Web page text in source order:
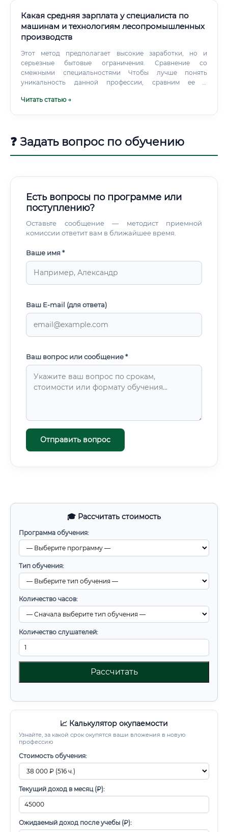
🎓 Рассчитать стоимость
Программа обучения:
Тип обучения:
Количество часов:
Количество слушателей:
Рассчитать
📈 Калькулятор окупаемости
Узнайте, за какой срок окупятся ваши вложения в новую
профессию
Стоимость обучения:
Текущий доход в месяц (₽):
Ожидаемый доход после учебы (₽):
Какая средняя зарплата у специалиста по
машинам и технологиям лесопромышленных
производств
Этот метод предполагает высокие заработки, но и
серьезные бытовые ограничения. Сравнение со
смежными специальностями Чтобы лучше понять
уникальность данной профессии, сравним ее с
Таблица сравнения специальностей Чем данная
Читать статью →
❓ Задать вопрос по обучению
Есть вопросы по программе или
поступлению?
Оставьте сообщение — методист приемной
комиссии ответит вам в ближайшее время.
Ваше имя *
Ваш E-mail (для ответа)
Ваш вопрос или сообщение *
Отправить вопрос